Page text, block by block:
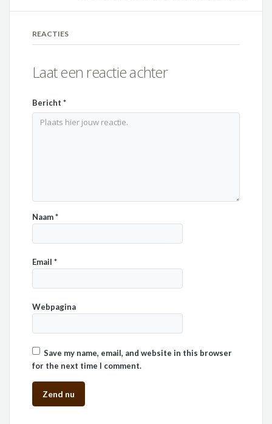
REACTIES
Laat een reactie achter
Bericht*
Naam*
Email*
Webpagina
Save my name, email, and website in this browser
for the next time I comment.